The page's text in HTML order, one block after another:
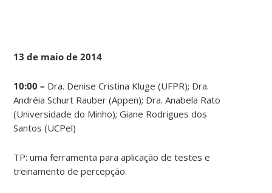
13 de maio de 2014
10:00 – Dra. Denise Cristina Kluge (UFPR); Dra.
Andréia Schurt Rauber (Appen); Dra. Anabela Rato
(Universidade do Minho); Giane Rodrigues dos
Santos (UCPel)
TP: uma ferramenta para aplicação de testes e
treinamento de percepção.